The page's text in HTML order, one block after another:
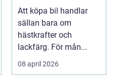
värde framför
status
Att köpa bil handlar
sällan bara om
hästkrafter och
lackfärg. För mån...
08 april 2026